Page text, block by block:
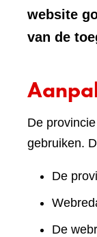
website
van de
De
gebruiken.
De
De